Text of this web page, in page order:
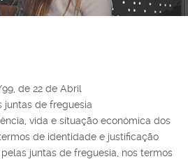
de 22 de Abril
juntas de freguesia
vida e situação económica dos
de identidade e justificação
juntas de freguesia, nos termos